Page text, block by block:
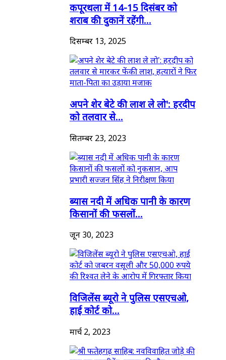
कपूरथला में 14-15 दिसंबर को
शराब की दुकानें रहेंगी...
दिसम्बर 13, 2025
अपने शेर बेटे की लाश ले लो': हरदीप
को तलवार से...
सितम्बर 23, 2023
ब्यास नदी में अधिक पानी के कारण
किसानों की फसलों...
जून 30, 2023
विजिलेंस ब्यूरो ने पुलिस एसएचओ,
हाई कोर्ट को...
मार्च 2, 2023